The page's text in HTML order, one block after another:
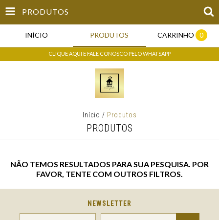
PRODUTOS
INÍCIO PRODUTOS CARRINHO 0
CLIQUE AQUI E FALE CONOSCO PELO WHATSAPP
Início / Produtos
PRODUTOS
NÃO TEMOS RESULTADOS PARA SUA PESQUISA. POR
FAVOR, TENTE COM OUTROS FILTROS.
NEWSLETTER